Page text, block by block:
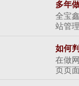
多年
全宝
站管
如何
在做
页页